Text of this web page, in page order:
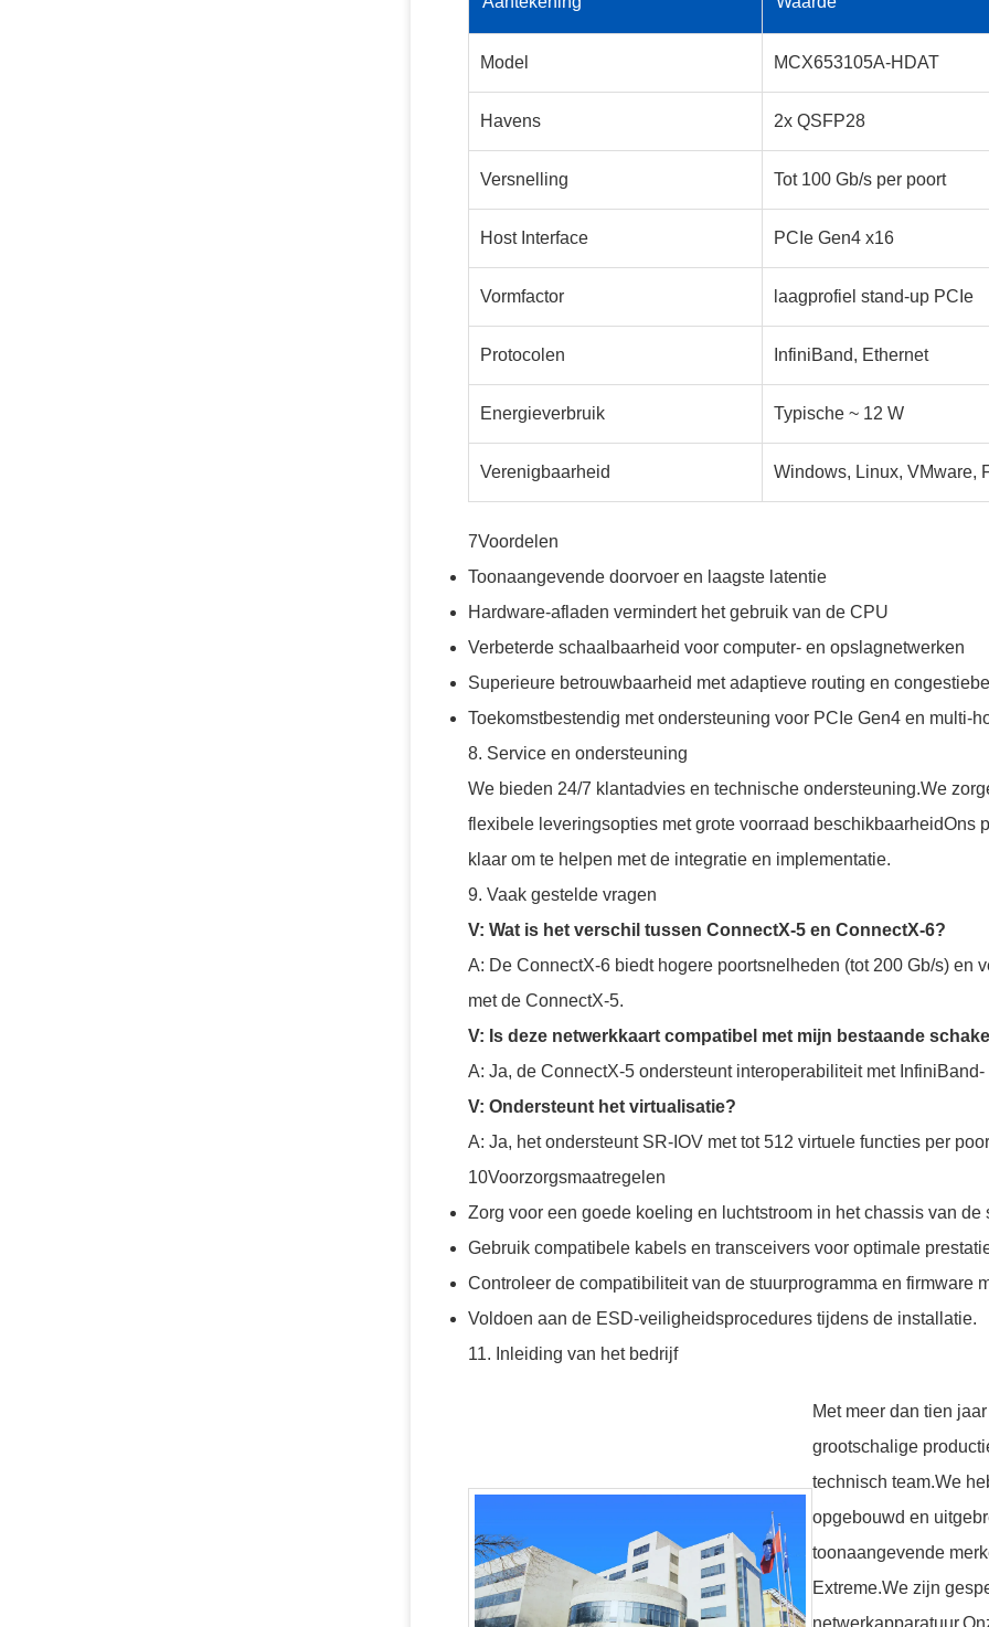
Model MCX653105A-HDAT
Havens 2x QSFP28
Versnelling Tot 100 Gb/s per poort
Host Interface PCIe Gen4 x16
Vormfactor laagprofiel stand-up PCIe
Protocolen InfiniBand, Ethernet
Energieverbruik Typische ~ 12 W
Verenigbaarheid Windows, Linux, VMware,
7Voordelen
Toonaangevende doorvoer en laagste latentie
Hardware-afladen vermindert het gebruik van de CPU
Verbeterde schaalbaarheid voor computer- en opslagnetwerken
Superieure betrouwbaarheid met adaptieve routing en
Toekomstbestendig met ondersteuning voor PCIe Gen4 en multi-
8. Service en ondersteuning
We bieden 24/7 klantadvies en technische ondersteuning.We
flexibele leveringsopties met grote voorraad beschikbaarheidOns
klaar om te helpen met de integratie en implementatie.
9. Vaak gestelde vragen
V: Wat is het verschil tussen ConnectX-5 en ConnectX-6?
A: De ConnectX-6 biedt hogere poortsnelheden (tot 200 Gb/s) en
met de ConnectX-5.
V: Is deze netwerkkaart compatibel met mijn bestaande
A: Ja, de ConnectX-5 ondersteunt interoperabiliteit met
V: Ondersteunt het virtualisatie?
A: Ja, het ondersteunt SR-IOV met tot 512 virtuele functies per
10Voorzorgsmaatregelen
Zorg voor een goede koeling en luchtstroom in het chassis van de
Gebruik compatibele kabels en transceivers voor optimale
Controleer de compatibiliteit van de stuurprogramma en firmware
Voldoen aan de ESD-veiligheidsprocedures tijdens de installatie.
11. Inleiding van het bedrijf
Met meer dan tien
grootschalige
technisch team.We
opgebouwd en
toonaangevende
Extreme.We zijn